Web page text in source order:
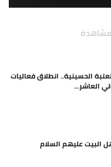
مشاهدة
الحسينية.. انطلاق فعاليات
العاشر...
البيت عليهم السلام